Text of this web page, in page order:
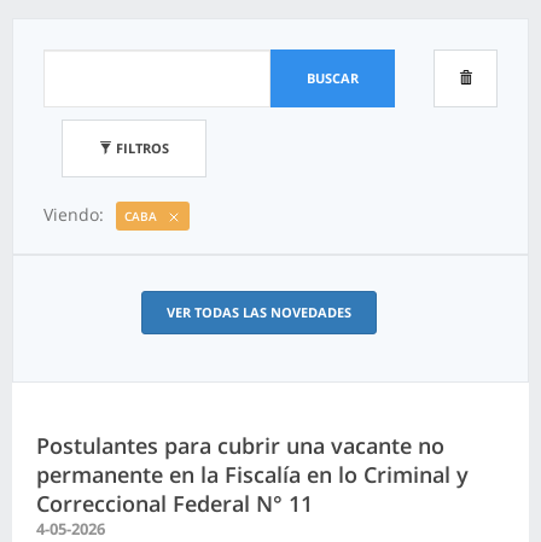
BUSCAR
FILTROS
Viendo: CABA
VER TODAS LAS NOVEDADES
Postulantes para cubrir una vacante no
permanente en la Fiscalía en lo Criminal y
Correccional Federal N° 11
4-05-2026